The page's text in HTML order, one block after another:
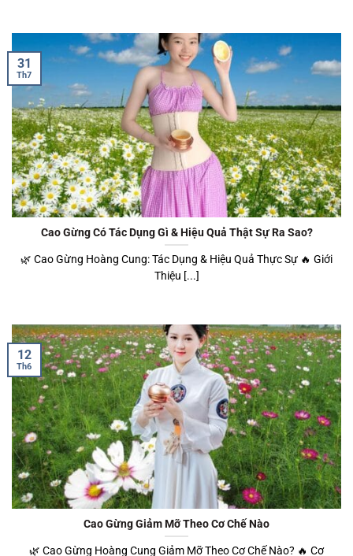
Cao Gừng Có Tác Dụng Gì & Hiệu Quả Thật Sự Ra Sao?
🌿 Cao Gừng Hoàng Cung: Tác Dụng & Hiệu Quả Thực Sự 🔥 Giới
Thiệu [...]
31
Th7
Cao Gừng Giảm Mỡ Theo Cơ Chế Nào
🌿 Cao Gừng Hoàng Cung Giảm Mỡ Theo Cơ Chế Nào? 🔥 Cơ
12
Th6